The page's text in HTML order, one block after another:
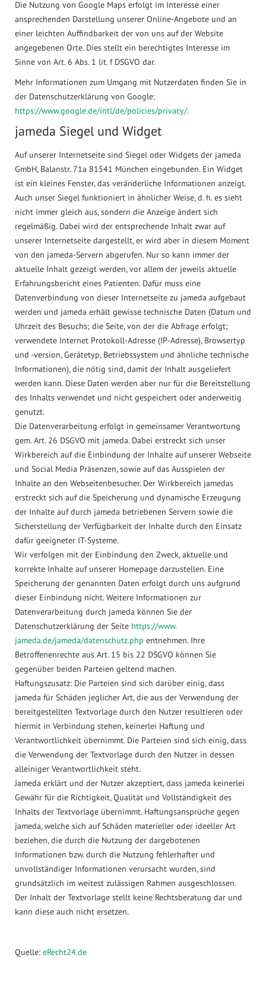
Die Nutzung von Google Maps erfolgt im Interesse einer
ansprechenden Darstellung unserer Online-Angebote und an
einer leichten Auffindbarkeit der von uns auf der Website
angegebenen Orte. Dies stellt ein berechtigtes Interesse im
Sinne von Art. 6 Abs. 1 lit. f DSGVO dar.
Mehr Informationen zum Umgang mit Nutzerdaten finden Sie in
der Datenschutzerklärung von Google:
https://www.google.de/intl/de/policies/privacy/.
jameda Siegel und Widget
Auf unserer Internetseite sind Siegel oder Widgets der jameda
GmbH, Balanstr. 71a 81541 München eingebunden. Ein Widget
ist ein kleines Fenster, das veränderliche Informationen anzeigt.
Auch unser Siegel funktioniert in ähnlicher Weise, d. h. es sieht
nicht immer gleich aus, sondern die Anzeige ändert sich
regelmäßig. Dabei wird der entsprechende Inhalt zwar auf
unserer Internetseite dargestellt, er wird aber in diesem Moment
von den jameda-Servern abgerufen. Nur so kann immer der
aktuelle Inhalt gezeigt werden, vor allem der jeweils aktuelle
Erfahrungsbericht eines Patienten. Dafür muss eine
Datenverbindung von dieser Internetseite zu jameda aufgebaut
werden und jameda erhält gewisse technische Daten (Datum und
Uhrzeit des Besuchs; die Seite, von der die Abfrage erfolgt;
verwendete Internet Protokoll-Adresse (IP-Adresse), Browsertyp
und -version, Gerätetyp, Betriebssystem und ähnliche technische
Informationen), die nötig sind, damit der Inhalt ausgeliefert
werden kann. Diese Daten werden aber nur für die Bereitstellung
des Inhalts verwendet und nicht gespeichert oder anderweitig
genutzt.
Die Datenverarbeitung erfolgt in gemeinsamer Verantwortung
gem. Art. 26 DSGVO mit jameda. Dabei erstreckt sich unser
Wirkbereich auf die Einbindung der Inhalte auf unserer Webseite
und Social Media Präsenzen, sowie auf das Ausspielen der
Inhalte an den Webseitenbesucher. Der Wirkbereich jamedas
erstreckt sich auf die Speicherung und dynamische Erzeugung
der Inhalte auf durch jameda betriebenen Servern sowie die
Sicherstellung der Verfügbarkeit der Inhalte durch den Einsatz
dafür geeigneter IT-Systeme.
Wir verfolgen mit der Einbindung den Zweck, aktuelle und
korrekte Inhalte auf unserer Homepage darzustellen. Eine
Speicherung der genannten Daten erfolgt durch uns aufgrund
dieser Einbindung nicht. Weitere Informationen zur
Datenverarbeitung durch jameda können Sie der
Datenschutzerklärung der Seite https://www.
jameda.de/jameda/datenschutz.php entnehmen. Ihre
Betroffenenrechte aus Art. 15 bis 22 DSGVO können Sie
gegenüber beiden Parteien geltend machen.
Haftungszusatz: Die Parteien sind sich darüber einig, dass
jameda für Schäden jeglicher Art, die aus der Verwendung der
bereitgestellten Textvorlage durch den Nutzer resultieren oder
hiermit in Verbindung stehen, keinerlei Haftung und
Verantwortlichkeit übernimmt. Die Parteien sind sich einig, dass
die Verwendung der Textvorlage durch den Nutzer in dessen
alleiniger Verantwortlichkeit steht.
Jameda erklärt und der Nutzer akzeptiert, dass jameda keinerlei
Gewähr für die Richtigkeit, Qualität und Vollständigkeit des
Inhalts der Textvorlage übernimmt. Haftungsansprüche gegen
jameda, welche sich auf Schäden materieller oder ideeller Art
beziehen, die durch die Nutzung der dargebotenen
Informationen bzw. durch die Nutzung fehlerhafter und
unvollständiger Informationen verursacht wurden, sind
grundsätzlich im weitest zulässigen Rahmen ausgeschlossen.
Der Inhalt der Textvorlage stellt keine Rechtsberatung dar und
kann diese auch nicht ersetzen.
Quelle: eRecht24.de